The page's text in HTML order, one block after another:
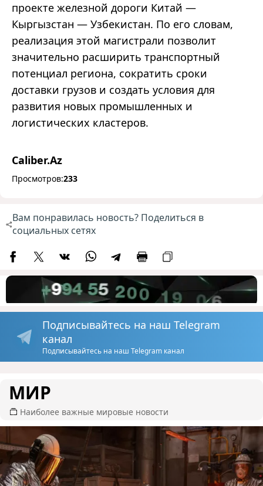
проекте железной дороги Китай —
Кыргызстан — Узбекистан. По его словам,
реализация этой магистрали позволит
значительно расширить транспортный
потенциал региона, сократить сроки
доставки грузов и создать условия для
развития новых промышленных и
логистических кластеров.
Caliber.Az
Просмотров:233
Вам понравилась новость? Поделиться в
социальных сетях
Подписывайтесь на наш Telegram
канал
Подписывайтесь на наш Telegram канал
МИР
Наиболее важные мировые новости